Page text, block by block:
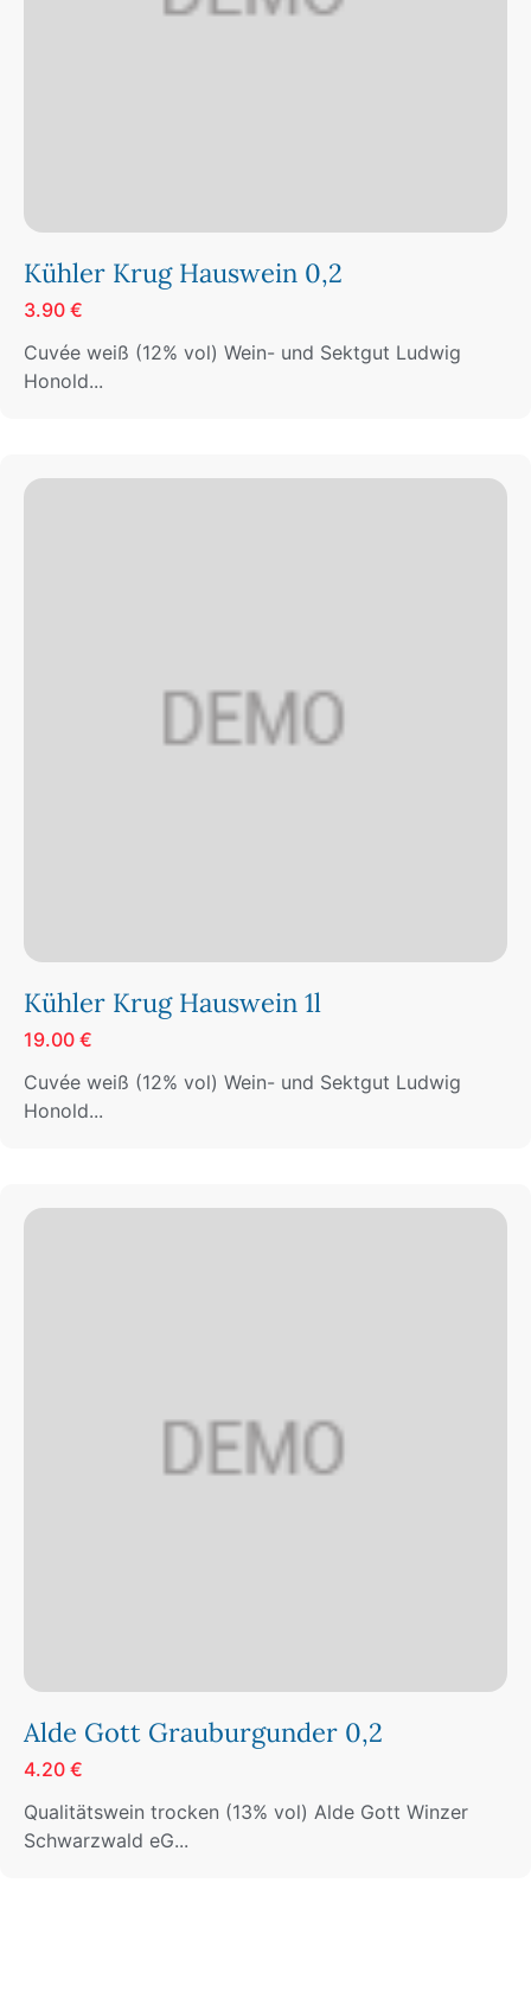
Kühler Krug Hauswein 0,2
3.90 €
Cuvée weiß (12% vol) Wein- und Sektgut Ludwig
Honold...
Kühler Krug Hauswein 1l
19.00 €
Cuvée weiß (12% vol) Wein- und Sektgut Ludwig
Honold...
Alde Gott Grauburgunder 0,2
4.20 €
Qualitätswein trocken (13% vol) Alde Gott Winzer
Schwarzwald eG...